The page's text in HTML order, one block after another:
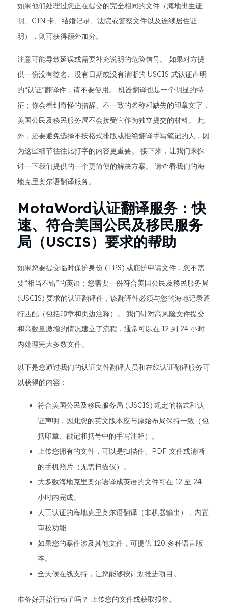
如果他们处理过您正在提交的完全相同的文件（海地出生证
明、CIN 卡、结婚记录、法院或警察文件以及连续居住证
明），则可获得额外加分。
注意可能导致延误或需要补充说明的危险信号。 如果对方提
供一份没有签名、没有日期或没有清晰的 USCIS 式认证声明
的“认证”翻译件，请不要使用。 机器翻译也是一个明显的特
征；你会看到奇怪的措辞、不一致的名称和缺失的印章文字，
美国公民及移民服务局不会接受它作为独立提交的材料。 此
外，还要避免选择不按格式排版或拒绝翻译手写笔记的人，因
为这些细节往往比打字的内容更重要。 接下来，让我们来探
讨一下我们提供的一个更简便的解决方案。 请查看我们的海
地克里奥尔语翻译服务。
MotaWord认证翻译服务：快
速、符合美国公民及移民服务
局（USCIS）要求的帮助
如果您要提交临时保护身份 (TPS) 或庇护申请文件，您不需
要“相当不错”的英语；您需要一份符合美国公民及移民服务局
(USCIS) 要求的认证翻译件，该翻译件必须与您的海地记录逐
行匹配（包括印章和页边注释）。 我们针对高风险文件提交
和高数量激增的情况建立了流程，通常可以在 12 到 24 小时
内处理完大多数文件。
以下是您通过我们的认证文件翻译人员和在线认证翻译服务可
以获得的内容：
符合美国公民及移民服务局 (USCIS) 规定的格式和认
证声明，因此您的英文版本应与原始布局保持一致（包
括印章、戳记和括号中的手写注释）。
上传您拥有的文件，可以是扫描件、PDF 文件或清晰
的手机照片（无需扫描仪）。
大多数海地克里奥尔语译成英语的文件可在 12 至 24
小时内完成。
人工认证的海地克里奥尔语翻译（非机器输出），内置
审校功能
如果您的案件涉及其他文件，可提供 120 多种语言版
本。
全天候在线支持，让您能够按计划推进项目。
准备好开始行动了吗？ 上传您的文件或获取报价。